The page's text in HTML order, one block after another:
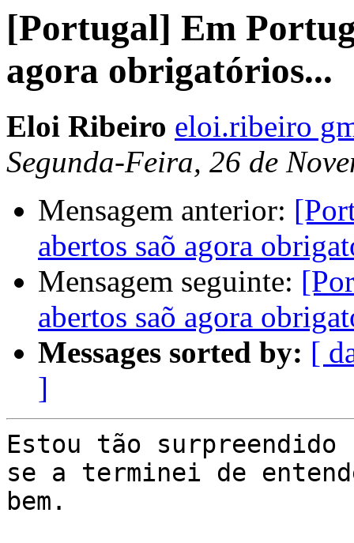
[Portugal] Em
agora obrigatórios...
Eloi Ribeiro eloi.ribeiro
Segunda-Feira, 26 de
Mensagem anterior:
abertos saõ agora
Mensagem seguinte:
abertos saõ agora
Messages sorted by: [
]
Estou tão
se a terminei de
bem.